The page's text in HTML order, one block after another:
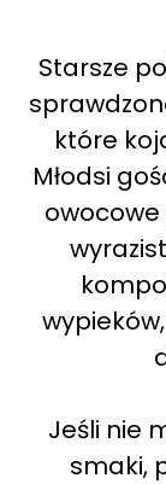
Starsze
które
Młodsi
owocowe
Jeśli nie
smaki,